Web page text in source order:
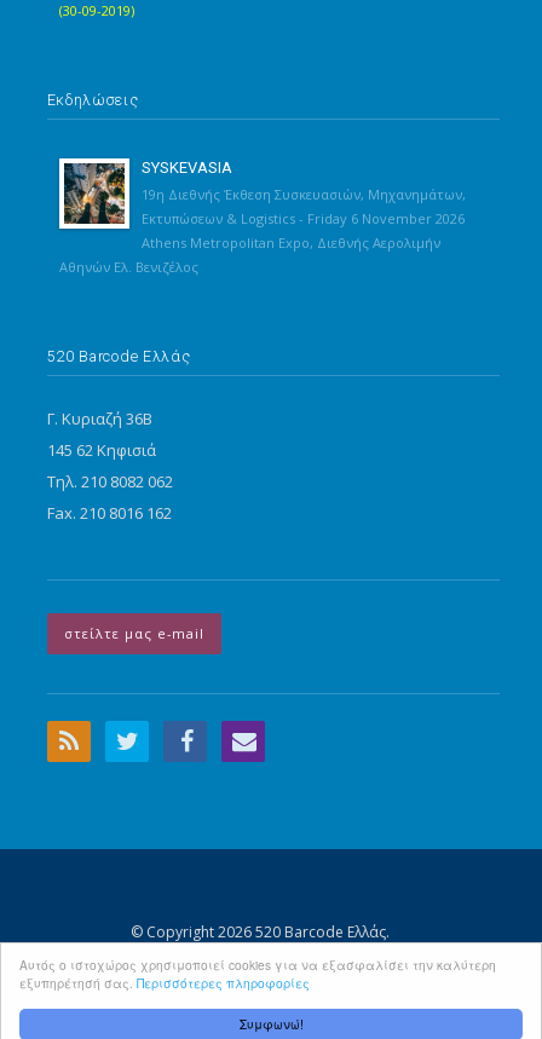
Συμφωνώ!
Αυτός ο ιστοχώρος χρησιμοποιεί cookies για να εξασφαλίσει την καλύτερη
εξυπηρέτησή σας. Περισσότερες πληροφορίες
(30-09-2019)
Εκδηλώσεις
SYSKEVASIA
19η Διεθνής Έκθεση Συσκευασιών, Μηχανημάτων,
Εκτυπώσεων & Logistics - Friday 6 November 2026
Athens Metropolitan Expo, Διεθνής Αερολιμήν
Αθηνών Ελ. Βενιζέλος
520 Barcode Ελλάς
Γ. Κυριαζή 36Β
145 62 Κηφισιά
Τηλ. 210 8082 062
Fax. 210 8016 162
στείλτε μας e-mail
© Copyright 2026 520 Barcode Ελλάς.
Αρχική Σελίδα Περιεχόμενα
Όροι Χρήσης - Προσωπικά Δεδομένα
Πολιτική Cookies